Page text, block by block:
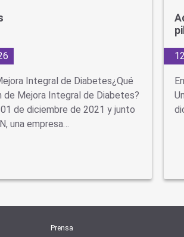
Integral de Diabetes¿Qué
de Mejora Integral de Diabetes?
de diciembre de 2021 y junto
una empresa…
Prensa